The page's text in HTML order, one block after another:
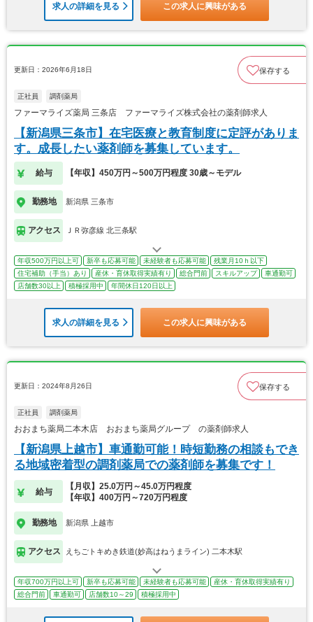
求人の詳細を見る この求人に興味がある
更新日：2026年6月18日 保存する
正社員 調剤薬局
ファーマライズ薬局 三条店 ファーマライズ株式会社の薬剤師求人
【新潟県三条市】在宅医療と教育制度に定評がありま
す。成長したい薬剤師を募集しています。
給与 【年収】450万円～500万円程度 30歳～モデル
勤務地 新潟県 三条市
アクセス ＪＲ弥彦線 北三条駅
年収500万円以上可 新卒も応募可能 未経験者も応募可能
残業月10ｈ以下
住宅補助（手当）あり
産休・育休取得実績有り 総合門前 スキルアップ
車通勤可
店舗数30以上
積極採用中 年間休日120日以上
求人の詳細を見る この求人に興味がある
更新日：2024年8月26日 保存する
正社員 調剤薬局
おおまち薬局二本木店 おおまち薬局グループ の薬剤師求人
【新潟県上越市】車通勤可能！時短勤務の相談もでき
る地域密着型の調剤薬局での薬剤師を募集です！
給与
【月収】25.0万円～45.0万円程度
【年収】400万円～720万円程度
勤務地 新潟県 上越市
アクセス えちごトキめき鉄道(妙高はねうまライン) 二本木駅
年収700万円以上可 新卒も応募可能 未経験者も応募可能
産休・育休取得実績有り
総合門前
車通勤可 店舗数10～29 積極採用中